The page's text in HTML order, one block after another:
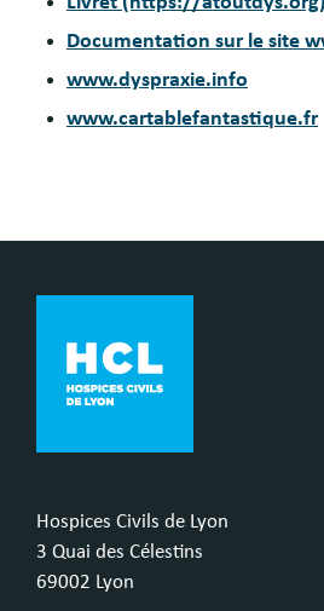
Documentation sur le site
www.dyspraxie.info
www.cartablefantastique.fr
Hospices Civils de Lyon
3 Quai des Célestins
69002 Lyon